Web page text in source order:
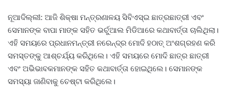
ନୂଆଦିଲ୍ଲୀ: ଆଜି ଶିକ୍ଷା ମନ୍ତ୍ରଣାଳୟ ସିବିଏସ୍ଇ ଛାତ୍ରଛାତ୍ରୀ ଏବଂ
ସେମାନଙ୍କ ବାପା ମାଙ୍କ ସହିତ ଭର୍ଚୁଆଲ ମିଡିଆରେ କଥାବାର୍ତ୍ତା ଚାଲିଥିଲା।
ଏହି ସମୟରେ ପ୍ରଧାନମନ୍ତ୍ରୀ ନରେନ୍ଦ୍ର ମୋଦି ହଠାତ୍ ଅଂଶଗ୍ରହଣ କରି
ସମସ୍ତଙ୍କୁ ଆଶ୍ଚର୍ଯ୍ୟ କରିଥିଲେ। ଏହି ସମୟରେ ମୋଦି ଛାତ୍ର ଛାତ୍ରୀ
ଏବଂ ଅଭିଭାବକମାନଙ୍କ ସହିତ କଥାବାର୍ତ୍ତା ହୋଇଥିଲେ। ସେମାନଙ୍କ
ସମସ୍ୟା ଜାଣିବାକୁ ଚେଷ୍ଟା କରିଥିଲେ।